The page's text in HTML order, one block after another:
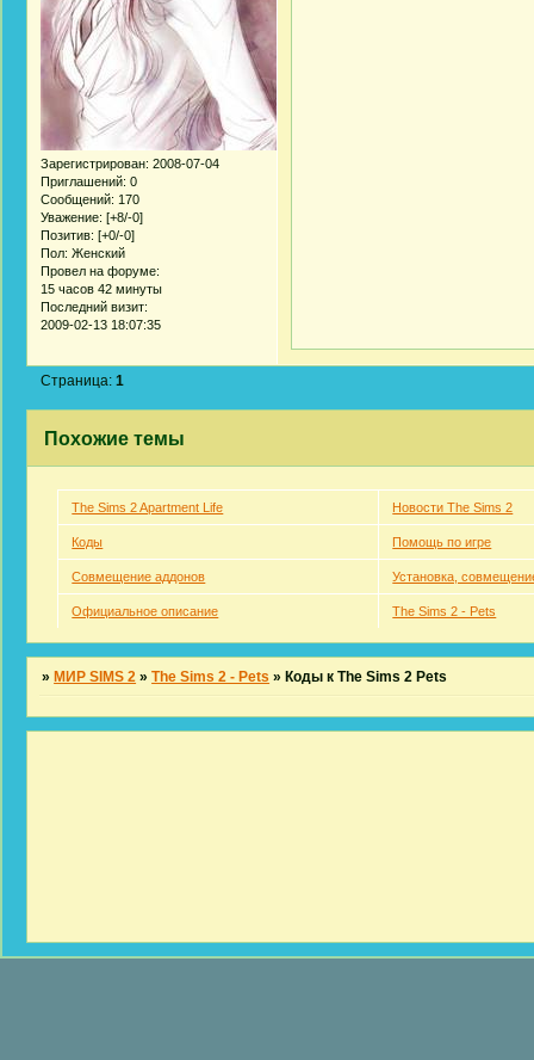
Зарегистрирован: 2008-07-04
Приглашений: 0
Сообщений: 170
Уважение: [+8/-0]
Позитив: [+0/-0]
Пол: Женский
Провел на форуме:
15 часов 42 минуты
Последний визит:
2009-02-13 18:07:35
Страница:1
Похожие темы
The Sims 2 Apartment Life Новости The Sims 2
Коды Помощь по игре
Совмещение аддонов Установка,
Официальное описание The Sims 2 - Pets
» МИР SIMS 2 »The Sims 2 - Pets » Коды к The Sims 2 Pets